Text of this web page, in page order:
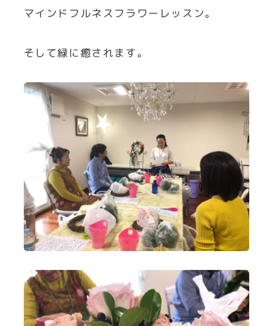
マインドフルネスフラワーレッスン。
そして緑に癒されます。